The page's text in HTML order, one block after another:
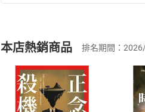
(一)依消費者保護法第19
(二)消費者訂購本店鋪之
且已下載/存取電子書，不得
退貨方式：您欲取消訂單或
貨」，本店鋪將依您的申請
挑選商品
Choose
本店熱銷商品 排名期間：